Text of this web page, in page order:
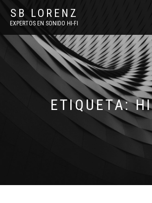
SB LORENZ
EXPERTOS EN SONIDO HI-FI
ETIQUETA: